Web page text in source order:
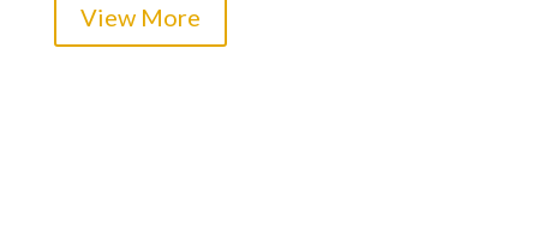
View More